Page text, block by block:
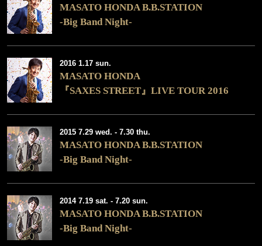
MASATO HONDA B.B.STATION
-Big Band Night-
2016 1.17 sun.
MASATO HONDA
『SAXES STREET』LIVE TOUR 2016
2015 7.29 wed. - 7.30 thu.
MASATO HONDA B.B.STATION
-Big Band Night-
2014 7.19 sat. - 7.20 sun.
MASATO HONDA B.B.STATION
-Big Band Night-